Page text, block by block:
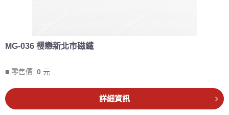
MG-036 櫻戀新北市磁鐵
■ 零售價: 0 元
詳細資訊